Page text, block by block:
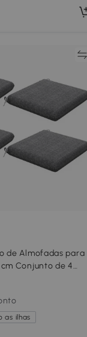
de Almofadas para
Conjunto de 4
Cadeiras de
Cinza
as ilhas